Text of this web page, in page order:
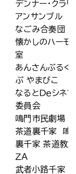
デンナー・クラリ
アンサンブル
なごみ合奏団
懐かしのハーモ
室
あんさんぶるぐ
ぷ やまびこ
なるとＤｅシネ
委員会
鳴門市民劇場
茶道裏千家 鳴
裏千家 茶道教室
ＺＡ
武者小路千家